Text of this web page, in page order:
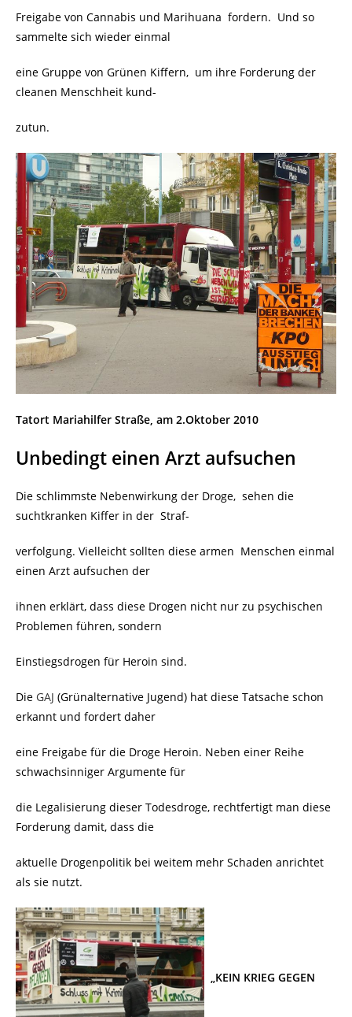
Freigabe von Cannabis und Marihuana fordern. Und so
sammelte sich wieder einmal
eine Gruppe von Grünen Kiffern, um ihre Forderung der
cleanen Menschheit kund-
zutun.
Tatort Mariahilfer Straße, am 2.Oktober 2010
Unbedingt einen Arzt aufsuchen
Die schlimmste Nebenwirkung der Droge, sehen die
suchtkranken Kiffer in der Straf-
verfolgung. Vielleicht sollten diese armen Menschen einmal
einen Arzt aufsuchen der
ihnen erklärt, dass diese Drogen nicht nur zu psychischen
Problemen führen, sondern
Einstiegsdrogen für Heroin sind.
Die GAJ (Grünalternative Jugend) hat diese Tatsache schon
erkannt und fordert daher
eine Freigabe für die Droge Heroin. Neben einer Reihe
schwachsinniger Argumente für
die Legalisierung dieser Todesdroge, rechtfertigt man diese
Forderung damit, dass die
aktuelle Drogenpolitik bei weitem mehr Schaden anrichtet
als sie nutzt.
„KEIN KRIEG GEGEN